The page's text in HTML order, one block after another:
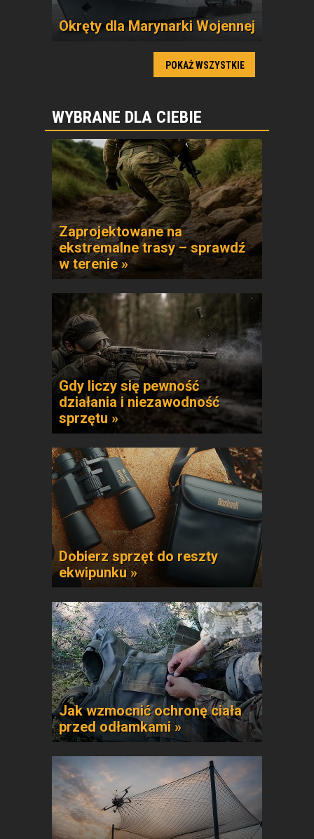
Okręty dla Marynarki Wojennej
POKAŻ WSZYSTKIE
WYBRANE DLA CIEBIE
Zaprojektowane na
ekstremalne trasy – sprawdź
w terenie »
Gdy liczy się pewność
działania i niezawodność
sprzętu »
Dobierz sprzęt do reszty
ekwipunku »
Jak wzmocnić ochronę ciała
przed odłamkami »